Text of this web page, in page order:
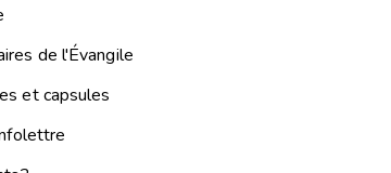
de l'Évangile
et capsules